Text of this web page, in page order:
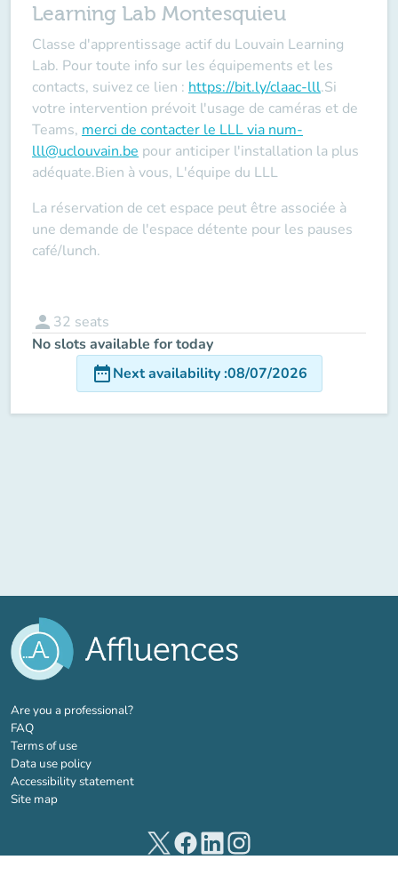
Learning Lab Montesquieu
Classe d'apprentissage actif du Louvain Learning
Lab. Pour toute info sur les équipements et les
contacts, suivez ce lien : https://bit.ly/claac-lll.Si
votre intervention prévoit l'usage de caméras et de
Teams, merci de contacter le LLL via num-
lll@uclouvain.be pour anticiper l'installation la plus
adéquate.Bien à vous, L'équipe du LLL
La réservation de cet espace peut être associée à
une demande de l'espace détente pour les pauses
café/lunch.
person 32 seats
No slots available for today
date_rangeNext availability:08/07/2026
Are you a professional?(new tab)
FAQ
Terms of use
Data use policy
Accessibility statement
Site map
(new tab)(new tab)(new tab)